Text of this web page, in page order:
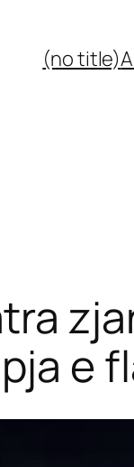
(no title)
e